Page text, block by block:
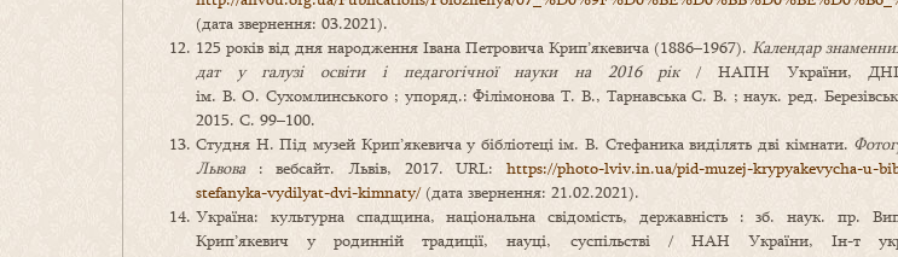
(дата звернення: 03.2021).
125 років від дня народження Івана Петровича Крип’якевича (1886–1967). Календар
дат у галузі освіти і педагогічної науки на 2016 рік/ НАПН України,
ім. В. О. Сухомлинського ; упоряд.: Філімонова Т. В., Тарнавська С. В. ; наук. ред.
2015. С. 99–100.
Студня Н. Під музей Крип’якевича у бібліотеці ім. В. Стефаника виділять дві кімнати.
Львова : вебсайт. Львів, 2017. URL: https://photo-lviv.in.ua/pid-muzej-krypyakevycha-u-
stefanyka-vydilyat-dvi-kimnaty/(дата звернення: 21.02.2021).
Україна: культурна спадщина, національна свідомість, державність : зб. наук. пр.
Крип’якевич у родинній традиції, науці, суспільстві / НАН України, Ін-т